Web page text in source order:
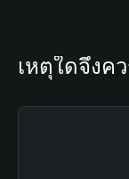
เหตุใดจึงค